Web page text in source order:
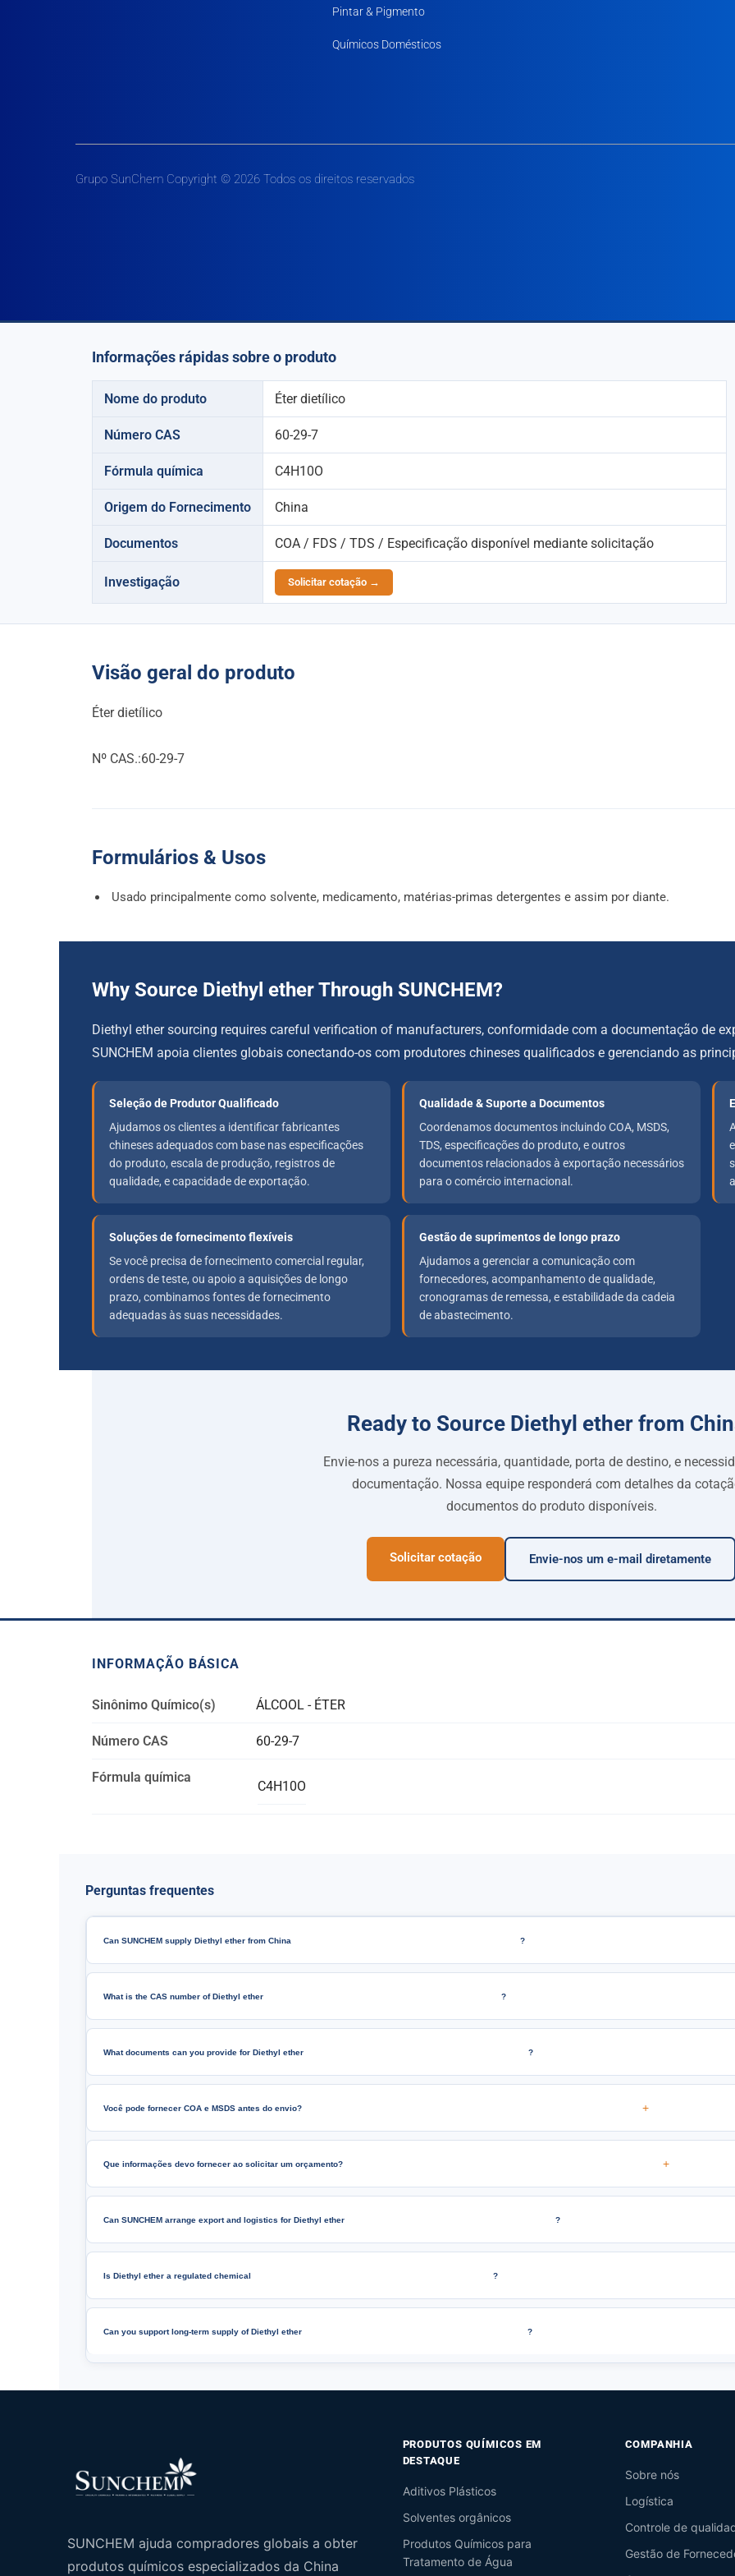
Pintar & Pigmento
Químicos Domésticos
Grupo SunChem Copyright © 2026 Todos os direitos reservados
Informações rápidas sobre o produto
Nome do produto Éter dietílico
Número CAS 60-29-7
Fórmula química C4H10O
Origem do Fornecimento China
Documentos COA / FDS / TDS / Especificação disponível mediante solicitação
Investigação Solicitar cotação →
Visão geral do produto
Éter dietílico
Nº CAS.:60-29-7
Formulários & Usos
Usado principalmente como solvente, medicamento, matérias-primas detergentes e assim por diante.
Why Source Diethyl ether Through SUNCHEM?
Diethyl ether sourcing requires careful verification of manufacturers, conformidade com a documentação de
SUNCHEM apoia clientes globais conectando-os com produtores chineses qualificados e gerenciando as
Seleção de Produtor Qualificado
Ajudamos os clientes a identificar fabricantes
chineses adequados com base nas especificações
do produto, escala de produção, registros de
qualidade, e capacidade de exportação.
Qualidade & Suporte a Documentos
Coordenamos documentos incluindo COA, MSDS,
TDS, especificações do produto, e outros
documentos relacionados à exportação necessários
para o comércio internacional.
Soluções de fornecimento flexíveis
Se você precisa de fornecimento comercial regular,
ordens de teste, ou apoio a aquisições de longo
prazo, combinamos fontes de fornecimento
adequadas às suas necessidades.
Gestão de suprimentos de longo prazo
Ajudamos a gerenciar a comunicação com
fornecedores, acompanhamento de qualidade,
cronogramas de remessa, e estabilidade da cadeia
de abastecimento.
Ready to Source Diethyl ether from
Envie-nos a pureza necessária, quantidade, porta de destino, e
documentação. Nossa equipe responderá com detalhes da
documentos do produto disponíveis.
Solicitar cotação Envie-nos um e-mail diretamente
INFORMAÇÃO BÁSICA
Sinônimo Químico(s) ÁLCOOL - ÉTER
Número CAS 60-29-7
Fórmula química
C4H10O
Perguntas frequentes
Can SUNCHEM supply Diethyl ether from China ?
What is the CAS number of Diethyl ether ?
What documents can you provide for Diethyl ether ?
Você pode fornecer COA e MSDS antes do envio? +
Que informações devo fornecer ao solicitar um orçamento? +
Can SUNCHEM arrange export and logistics for Diethyl ether ?
Is Diethyl ether a regulated chemical ?
Can you support long-term supply of Diethyl ether ?
SUNCHEM ajuda compradores globais a obter
produtos químicos especializados da China
PRODUTOS QUÍMICOS EM
DESTAQUE
Aditivos Plásticos
Solventes orgânicos
Produtos Químicos para
Tratamento de Água
COMPANHIA
Sobre nós
Logística
Controle de
Gestão de